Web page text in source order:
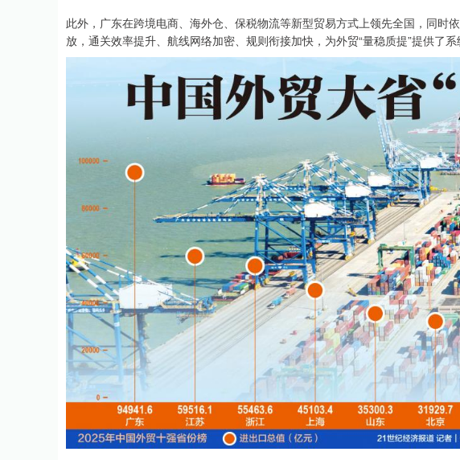
此外，广东在跨境电商、海外仓、保税物流等新型贸易方式上领先全国，同时
放，通关效率提升、航线网络加密、规则衔接加快，为外贸“量稳质提”提供了系